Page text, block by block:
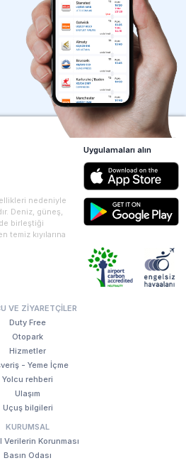
nedeniyle
Deniz, güneş,
birleştiği
temiz kıyılarına
VE ZIYARETÇILER
Duty Free
Otopark
Hizmetler
- Yeme İçme
Yolcu rehberi
Ulaşım
Uçuş bilgileri
KURUMSAL
Verilerin Korunması
Basın Odası
Uygulamaları alın